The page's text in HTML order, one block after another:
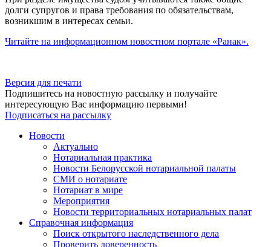
долги супругов и права требования по обязательствам,
возникшим в интересах семьи.
Читайте на информационном новостном портале «Ранак».
Версия для печати
Подпишитесь на новостную рассылку и получайте
интересующую Вас информацию первыми!
Подписаться на рассылку
Новости
Актуально
Нотариальная практика
Новости Белорусской нотариальной палаты
СМИ о нотариате
Нотариат в мире
Мероприятия
Новости территориальных нотариальных палат
Справочная информация
Поиск открытого наследственного дела
Проверить доверенность